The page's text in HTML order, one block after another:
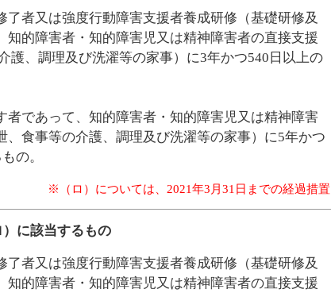
了者又は強度行動障害支援者養成研修（基礎研修及
知的障害者・知的障害児又は精神障害者の直接支援
護、調理及び洗濯等の家事）に3年かつ540日以上の
者であって、知的障害者・知的障害児又は精神障害
、食事等の介護、調理及び洗濯等の家事）に5年かつ
の。
※（ロ）については、2021年3月31日までの経過措置
に該当するもの
了者又は強度行動障害支援者養成研修（基礎研修及
知的障害者・知的障害児又は精神障害者の直接支援